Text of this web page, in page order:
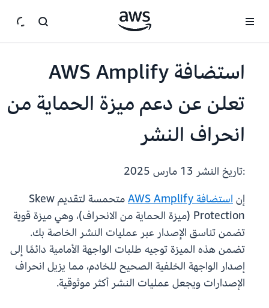
استضافة AWS Amplify
تعلن عن دعم ميزة الحماية من
انحراف النشر
:تاريخ النشر
إناستضافة AWS Amplify
متحمسة لتقديم Skew
Protection (ميزة الحماية من الانحراف)، وهي ميزة قوية
تضمن تناسق الإصدار عبر عمليات النشر الخاصة بك.
تضمن هذه الميزة توجيه طلبات الواجهة الأمامية دائمًا إلى
إصدار الواجهة الخلفية الصحيح للخادم، مما يزيل انحراف
الإصدارات ويجعل عمليات النشر أكثر موثوقية.